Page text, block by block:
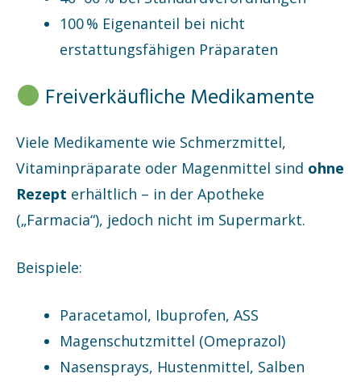
100 % Eigenanteil bei nicht
erstattungsfähigen Präparaten
Freiverkäufliche Medikamente
Viele Medikamente wie Schmerzmittel,
Vitaminpräparate oder Magenmittel sind ohne
Rezept erhältlich – in der Apotheke
(„Farmacia“), jedoch nicht im Supermarkt.
Beispiele:
Paracetamol, Ibuprofen, ASS
Magenschutzmittel (Omeprazol)
Nasensprays, Hustenmittel, Salben